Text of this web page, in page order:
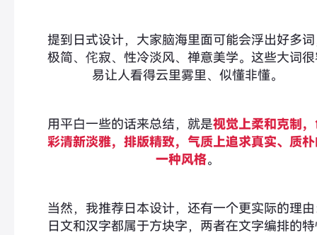
提到日式设计，大家脑海里面可能会浮出好多
极简、侘寂、性冷淡风、禅意美学。这些大词
易让人看得云里雾里、似懂非懂。
用平白一些的话来总结，就是视觉上柔和克制
彩清新淡雅，排版精致，气质上追求真实、质
一种风格。
当然，我推荐日本设计，还有一个更实际的理
日文和汉字都属于方块字，两者在文字编排的